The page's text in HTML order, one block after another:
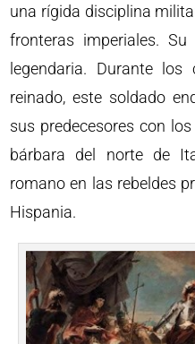
una rígida disciplina
fronteras imperiales.
legendaria. Durante
reinado, este soldado
sus predecesores con
bárbara del norte de
romano en las rebeldes
Hispania.